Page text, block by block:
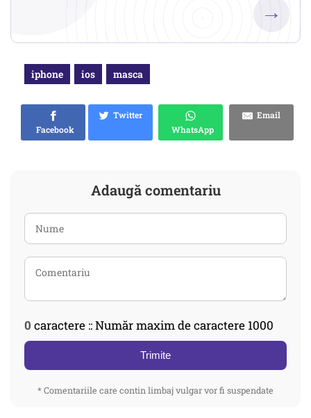
→
iphone ios masca
Facebook
Twitter
WhatsApp
Email
Adaugă comentariu
0 caractere :: Număr maxim de caractere 1000
Trimite
* Comentariile care contin limbaj vulgar vor fi suspendate